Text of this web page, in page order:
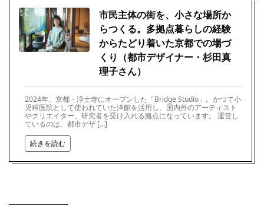
市民主体の街を、小さな場所か
らつくる。多拠点暮らしの経験
からたどり着いた京都での場づ
くり（都市デザイナー・杉田真
理子さん）
2024年、京都・浄土寺にオープンした「Bridge Studio」。かつて小
児科医院として使われていた洋館を活用し、国内外のアーティスト
やクリエイター、研究者を受け入れる拠点になっています。 運営し
ているのは、都市デザ […]
続きを読む